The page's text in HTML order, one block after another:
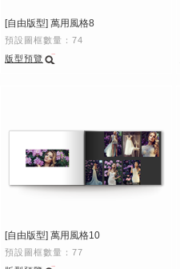
[自由版型] 萬用風格8
預設圖框數量：74
版型預覽
[自由版型] 萬用風格10
預設圖框數量：77